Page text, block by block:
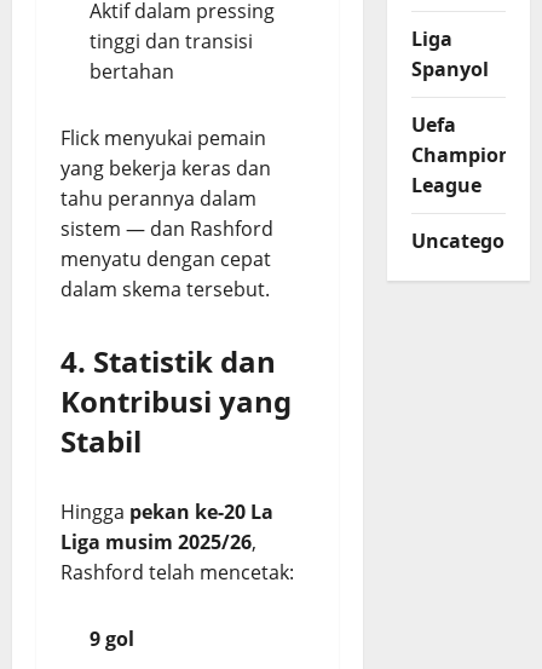
Aktif dalam pressing
tinggi dan transisi
bertahan
Flick menyukai pemain
yang bekerja keras dan
tahu perannya dalam
sistem — dan Rashford
menyatu dengan cepat
dalam skema tersebut.
4. Statistik dan
Kontribusi yang
Stabil
Hingga pekan ke-20 La
Liga musim 2025/26,
Rashford telah mencetak:
9 gol
Liga
Spanyol
Uefa
Champions
League